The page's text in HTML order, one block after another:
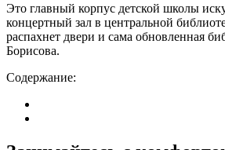
Это главный корпус детской школы
концертный зал в центральной
распахнет двери и сама обновленная
Борисова.
Содержание: